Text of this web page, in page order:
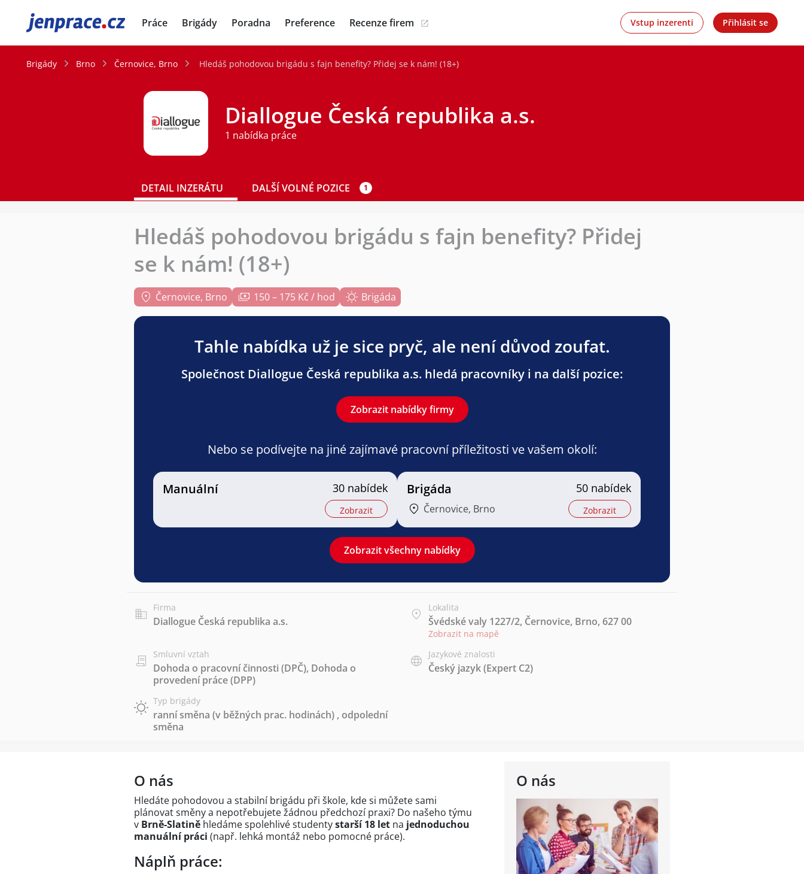
JenPráce.cz Práce Brigády Poradna Preference Recenze firem Vstup inzerenti Přihlásit se
Brigády Brno Černovice, Brno Hledáš pohodovou brigádu s fajn benefity? Přidej se k nám! (18+)
Diallogue Česká republika a.s.
1 nabídka práce
DETAIL INZERÁTU DALŠÍ VOLNÉ POZICE 1
Hledáš pohodovou brigádu s fajn benefity? Přidej
se k nám! (18+)
Černovice, Brno 150 – 175 Kč / hod Brigáda
Tahle nabídka už je sice pryč, ale není důvod zoufat.
Společnost Diallogue Česká republika a.s. hledá pracovníky i na další pozice:
Zobrazit nabídky firmy
Nebo se podívejte na jiné zajímavé pracovní příležitosti ve vašem okolí:
Manuální 30 nabídek
Zobrazit
Brigáda
Černovice, Brno
50 nabídek
Zobrazit
Zobrazit všechny nabídky
Firma
Diallogue Česká republika a.s.
Lokalita
Švédské valy 1227/2, Černovice, Brno, 627 00
Zobrazit na mapě
Smluvní vztah
Dohoda o pracovní činnosti (DPČ), Dohoda o
provedení práce (DPP)
Jazykové znalosti
Český jazyk(Expert C2)
Typ brigády
ranní směna (v běžných prac. hodinách) , odpolední
směna
O nás
O nás
Hledáte pohodovou a stabilní brigádu při škole, kde si můžete sami
plánovat směny a nepotřebujete žádnou předchozí praxi? Do našeho týmu
v Brně-Slatině hledáme spolehlivé studentystarší 18 let na jednoduchou
manuální práci (např. lehká montáž nebo pomocné práce).
Náplň práce: